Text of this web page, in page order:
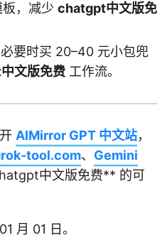
，减少 chatgpt中文版免
要时买 20–40 元小包兜
文版免费 工作流。
AIMirror GPT 中文站，
tool.com、 Gemini
中文版免费** 的可
月 01 日。